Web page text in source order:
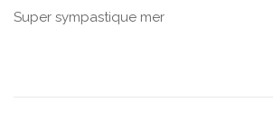
Super sympastique mer